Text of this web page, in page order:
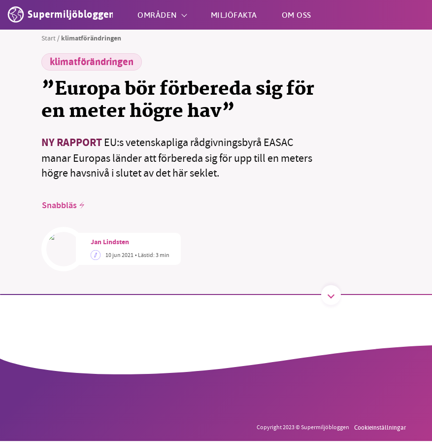
Supermiljöbloggen OMRÅDEN MILJÖFAKTA OM OSS
Shift + S
Start / klimatförändringen
klimatförändringen
”Europa bör förbereda sig för
en meter högre hav”
NY RAPPORT EU:s vetenskapliga rådgivningsbyrå EASAC
manar Europas länder att förbereda sig för upp till en meters
högre havsnivå i slutet av det här seklet.
Snabbläs
Jan Lindsten
10 jun 2021• Lästid:3 min
Copyright 2023 © Supermiljöbloggen Cookieinställningar
ideella redaktion drivit miljödebatten framåt genom
Stötta vårt arbete genom att swisha en slant till